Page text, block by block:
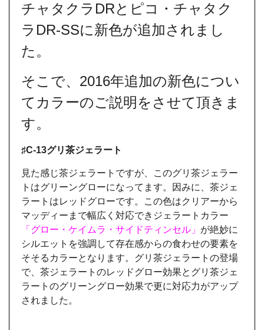
チャタクラDRとピコ・チャタク
ラDR‐SSに新色が追加されまし
た。
そこで、2016年追加の新色につい
てカラーのご説明をさせて頂きま
す。
♯C-13グリ茶ジェラート
見た感じ茶ジェラートですが、このグリ茶ジェラー
トはグリーングローになってます。因みに、茶ジェ
ラートはレッドグローです。この色はクリアーから
マッディーまで幅広く対応できジェラートカラー
「グロー・ケイムラ・サイドティンセル」 が絶妙に
シルエットを強調して存在感からの食わせの要素を
そそるカラーとなります。グリ茶ジェラートの登場
で、茶ジェラートのレッドグロー効果とグリ茶ジェ
ラートのグリーングロー効果で更に対応力がアップ
されました。